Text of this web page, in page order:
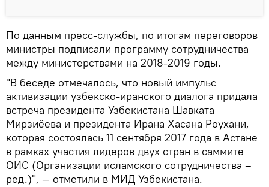
По данным пресс-службы, по итогам переговоров
министры подписали программу сотрудничества
между министерствами на 2018-2019 годы.
"В беседе отмечалось, что новый импульс
активизации узбекско-иранского диалога придала
встреча президента Узбекистана Шавката
Мирзиёева и президента Ирана Хасана Роухани,
которая состоялась 11 сентября 2017 года в Астане
в рамках участия лидеров двух стран в саммите
ОИС (Организации исламского сотрудничества –
ред.)", — отметили в МИД Узбекистана.